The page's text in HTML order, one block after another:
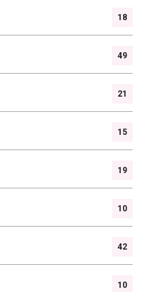
18
49
21
15
19
10
42
10